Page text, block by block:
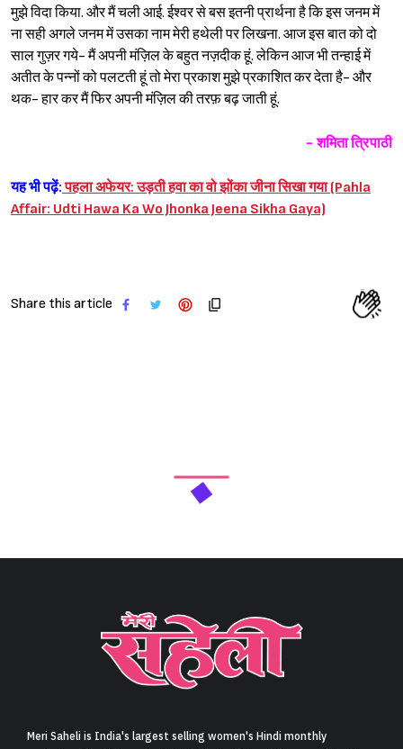
मुझे विदा किया. और मैं चली आई. ईश्‍वर से बस इतनी प्रार्थना है कि इस जनम में
ना सही अगले जनम में उसका नाम मेरी हथेली पर लिखना. आज इस बात को दो
साल गुज़र गये- मैं अपनी मंज़िल के बहुत नज़दीक हूं. लेकिन आज भी तन्हाई में
अतीत के पन्नों को पलटती हूं तो मेरा प्रकाश मुझे प्रकाशित कर देता है- और
थक- हार कर मैं फिर अपनी मंज़िल की तरफ़ बढ़ जाती हूं.
- शमिता त्रिपाठी
यह भी पढ़ें:पहला अफेयर: उड़ती हवा का वो झोंका जीना सिखा गया (Pahla
Affair: Udti Hawa Ka Wo Jhonka Jeena Sikha Gaya)
Share this article
Meri Saheli is India's largest selling women's Hindi monthly